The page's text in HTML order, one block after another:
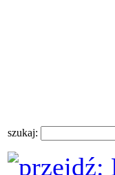
szukaj: